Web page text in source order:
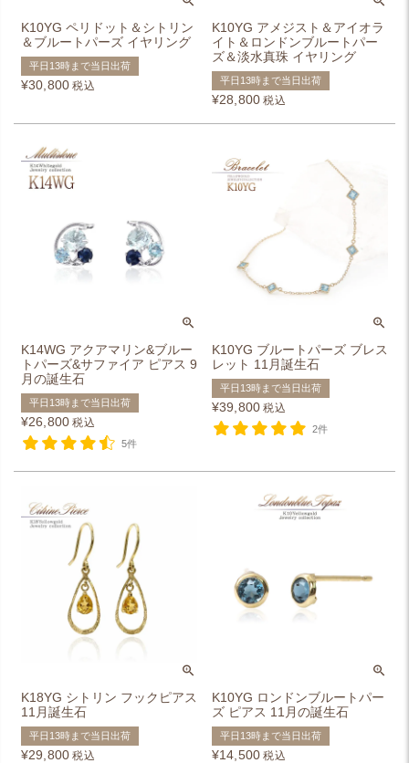
K10YG ペリドット＆シトリン
＆ブルートパーズ イヤリング
平日13時まで当日出荷
¥30,800 税込
K10YG アメジスト＆アイオラ
イト＆ロンドンブルートパー
ズ＆淡水真珠 イヤリング
平日13時まで当日出荷
¥28,800 税込
K14WG アクアマリン&ブルー
トパーズ&サファイア ピアス 9
月の誕生石
平日13時まで当日出荷
¥26,800 税込
5件
K10YG ブルートパーズ ブレス
レット 11月誕生石
平日13時まで当日出荷
¥39,800 税込
2件
K18YG シトリン フックピアス
11月誕生石
平日13時まで当日出荷
¥29,800 税込
K10YG ロンドンブルートパー
ズ ピアス 11月の誕生石
平日13時まで当日出荷
¥14,500 税込